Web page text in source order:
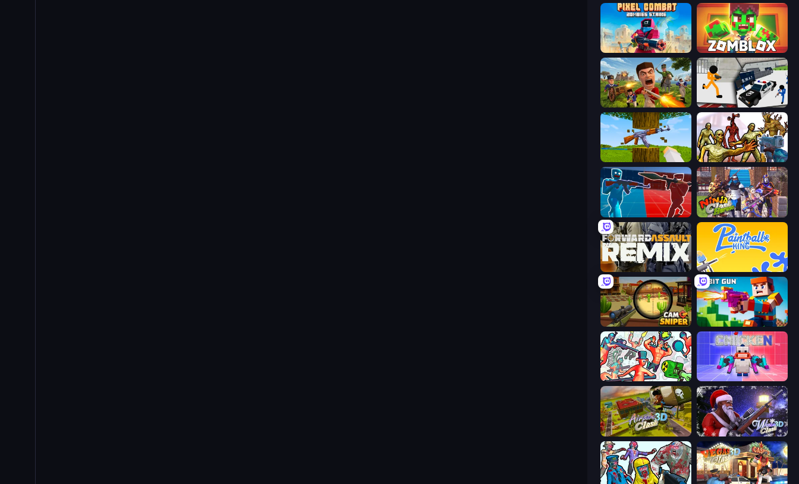
Pixel Combat: Zombies Strike Zomblox
Redcoats.io Stickman Prison: Counter Assault
Mine Shooter 3D Monster Shooter Apocalypse
Battle of the Soldiers: Red vs Blue Ninja Clash Heroes
Forward Assault Remix Paintball King
Camo Sniper Bit Gun.io
Funny Shooter 2 Chicken CS
Airport Clash 3D Winter Clash 3D